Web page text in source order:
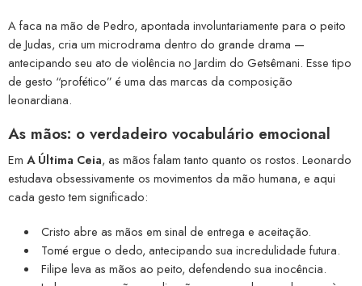
A faca na mão de Pedro, apontada involuntariamente para o peito
de Judas, cria um microdrama dentro do grande drama —
antecipando seu ato de violência no Jardim do Getsêmani. Esse tipo
de gesto “profético” é uma das marcas da composição
leonardiana.
As mãos: o verdadeiro vocabulário emocional
Em A Última Ceia, as mãos falam tanto quanto os rostos. Leonardo
estudava obsessivamente os movimentos da mão humana, e aqui
cada gesto tem significado:
Cristo abre as mãos em sinal de entrega e aceitação.
Tomé ergue o dedo, antecipando sua incredulidade futura.
Filipe leva as mãos ao peito, defendendo sua inocência.